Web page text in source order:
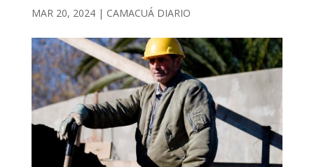
MAR 20, 2024| CAMACUÁ DIARIO